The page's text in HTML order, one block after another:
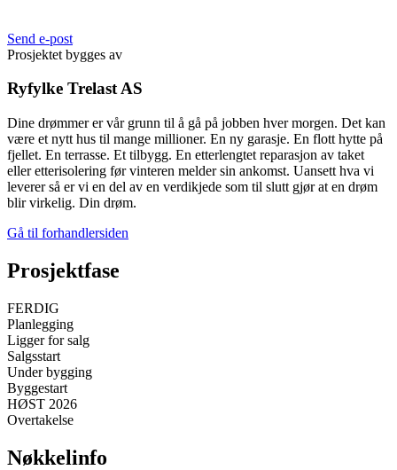
Send e-post
Prosjektet bygges av
Ryfylke Trelast AS
Dine drømmer er vår grunn til å gå på jobben hver morgen. Det kan
være et nytt hus til mange millioner. En ny garasje. En flott hytte på
fjellet. En terrasse. Et tilbygg. En etterlengtet reparasjon av taket
eller etterisolering før vinteren melder sin ankomst. Uansett hva vi
leverer så er vi en del av en verdikjede som til slutt gjør at en drøm
blir virkelig. Din drøm.
Gå til forhandlersiden
Prosjektfase
FERDIG
Planlegging
Ligger for salg
Salgsstart
Under bygging
Byggestart
HØST 2026
Overtakelse
Nøkkelinfo